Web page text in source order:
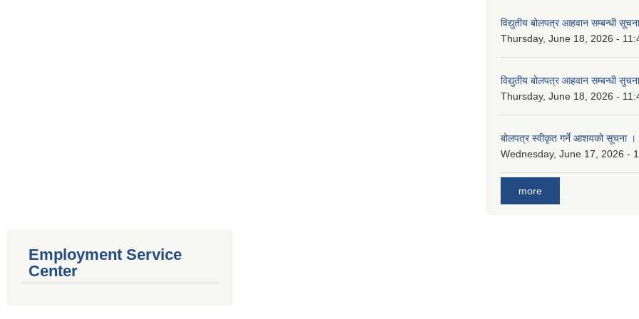
विद्युतीय बोलपत्र आहवान सम्बन्धी
Thursday, June 18, 2026 -
विद्युतीय बोलपत्र आहवान सम्बन्धी
Thursday, June 18, 2026 -
बोलपत्र स्वीकृत गर्ने आशयको सूचना ।
Wednesday, June 17, 2026 -
more
Employment Service
Center